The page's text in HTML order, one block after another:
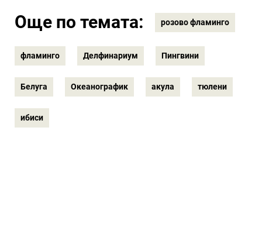
Още по темата: розово фламинго
фламинго Делфинариум Пингвини
Белуга Океанографик акула тюлени
ибиси